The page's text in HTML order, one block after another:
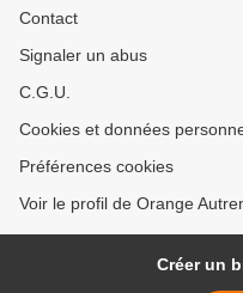
Contact
Signaler un abus
C.G.U.
Cookies et données
Préférences cookies
Voir le profil de Orange
Créer un